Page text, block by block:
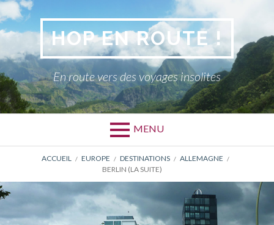
Aller
au
contenu
HOP EN ROUTE !
En route vers des voyages insolites
MENU
D'ARIANE
ACCUEIL EUROPE DESTINATIONS
ALLEMAGNE
BERLIN (LA SUITE)